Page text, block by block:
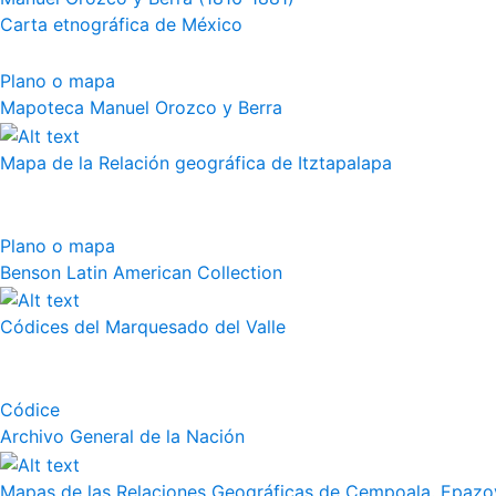
Carta etnográfica de México
Plano o mapa
Mapoteca Manuel Orozco y Berra
Mapa de la Relación geográfica de Itztapalapa
Plano o mapa
Benson Latin American Collection
Códices del Marquesado del Valle
Códice
Archivo General de la Nación
Mapas de las Relaciones Geográficas de Cempoala,